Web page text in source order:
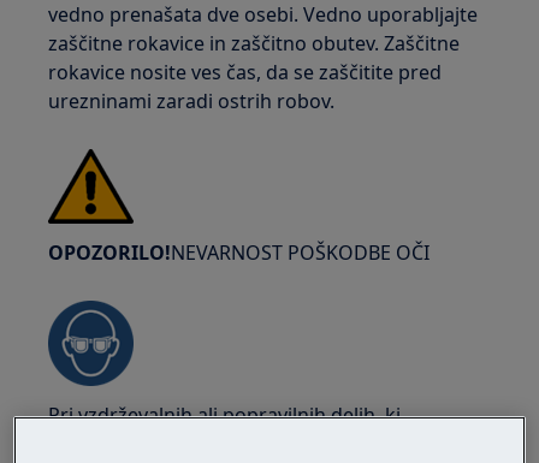
vedno prenašata dve osebi. Vedno uporabljajte
zaščitne rokavice in zaščitno obutev. Zaščitne
rokavice nosite ves čas, da se zaščitite pred
urezninami zaradi ostrih robov.
OPOZORILO!NEVARNOST POŠKODBE OČI
Pri vzdrževalnih ali popravilnih delih, ki